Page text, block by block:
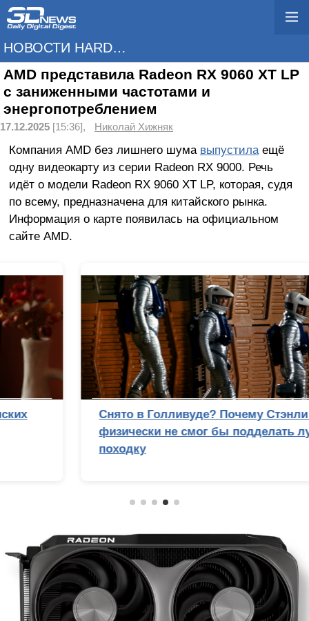
НОВОСТИ HARDWARE
AMD представила Radeon RX 9060 XT LP
с заниженными частотами и
энергопотреблением
17.12.2025 [15:36], Николай Хижняк
Компания AMD без лишнего шума выпустилаещё
одну видеокарту из серии Radeon RX 9000. Речь
идёт о модели Radeon RX 9060 XT LP, которая, судя
по всему, предназначена для китайского рынка.
Информация о карте появилась на официальном
сайте AMD.
Снято в Голливуде? Почему Стэнли Кубрик
физически не смог бы подделать лунную